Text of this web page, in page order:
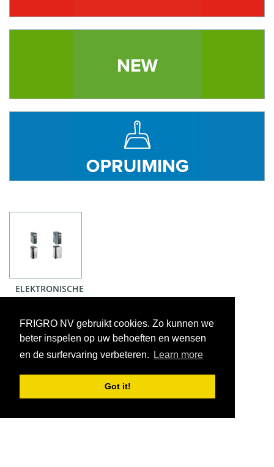
FRIGRO NV gebruikt cookies. Zo kunnen we
beter inspelen op uw behoeften en wensen
en de surfervaring verbeteren.
Learn more
Got it!
ELEKTRONISCHE
REGELING